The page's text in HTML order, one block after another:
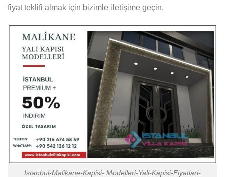
fiyat teklifi almak için bizimle iletişime geçin.
Istanbul-Malikane-Kapisi- Modelleri-Yali-Kapisi-Fiyatlari-